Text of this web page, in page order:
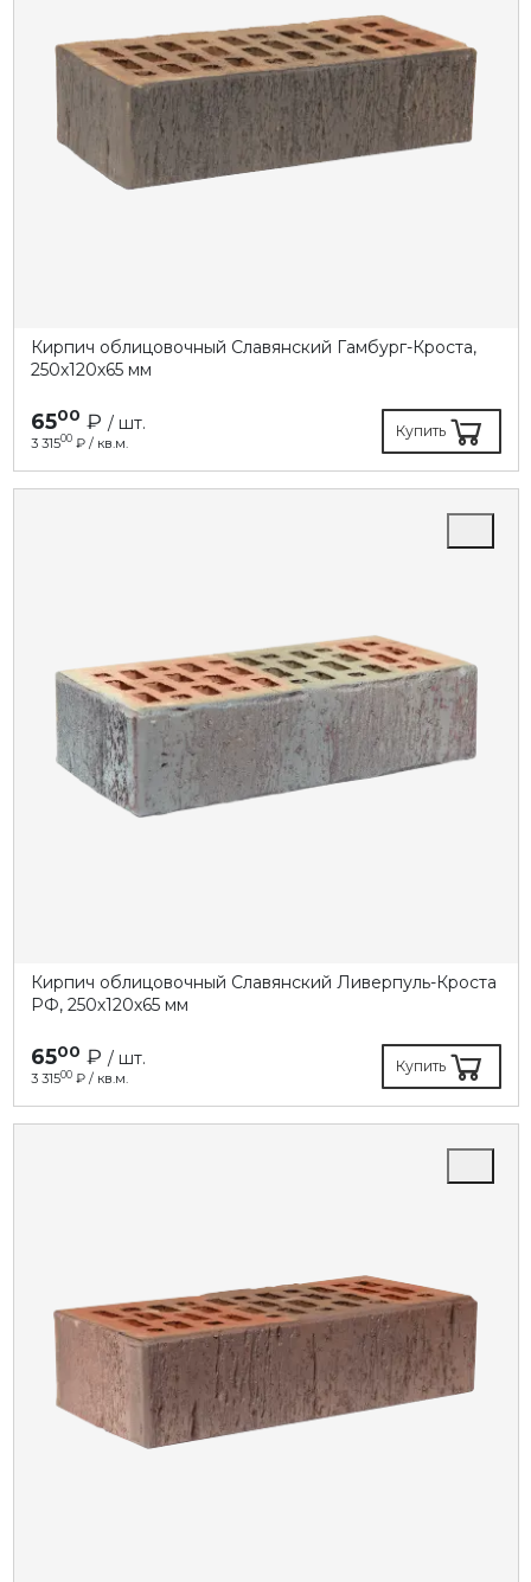
Кирпич облицовочный Славянский Гамбург-Кроста,
250х120х65 мм
6500 ₽ / шт.
3 31500₽ / кв.м.
Купить
Кирпич облицовочный Славянский Ливерпуль-Кроста
РФ, 250х120х65 мм
6500 ₽ / шт.
3 31500₽ / кв.м.
Купить